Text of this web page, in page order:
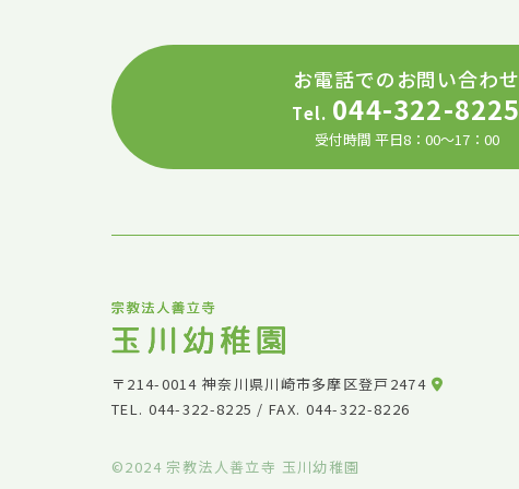
お電話でのお問い合わせ
Tel. 044-322-8225
受付時間 平日8：00～17：00
〒214-0014 神奈川県川崎市多摩区登戸2474
TEL. 044-322-8225 / FAX. 044-322-8226
©2024 宗教法人善立寺 玉川幼稚園